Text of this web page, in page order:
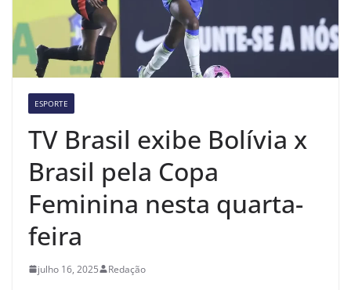
ESPORTE
TV Brasil exibe Bolívia x
Brasil pela Copa
Feminina nesta quarta-
feira
julho 16, 2025 Redação